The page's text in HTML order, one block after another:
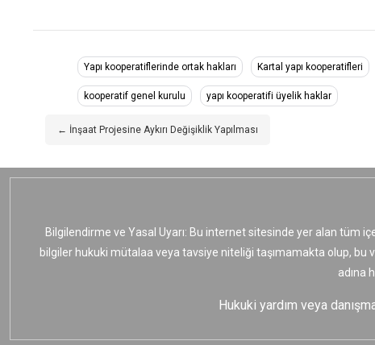
Yapı kooperatiflerinde ortak hakları Kartal yapı kooperatifleri
kooperatif genel kurulu yapı kooperatifi üyelik haklar
← İnşaat Projesine Aykırı Değişiklik Yapılması
Bilgilendirme ve Yasal Uyarı: Bu internet sitesinde yer alan tüm
bilgiler hukuki mütalaa veya tavsiye niteliği taşımamakta olup, bu
adına
Hukuki yardım veya